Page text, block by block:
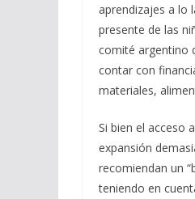
aprendizajes a lo
presente de las
comité argentino
contar con
materiales,
Si bien el acceso
expansión
recomiendan un
teniendo en